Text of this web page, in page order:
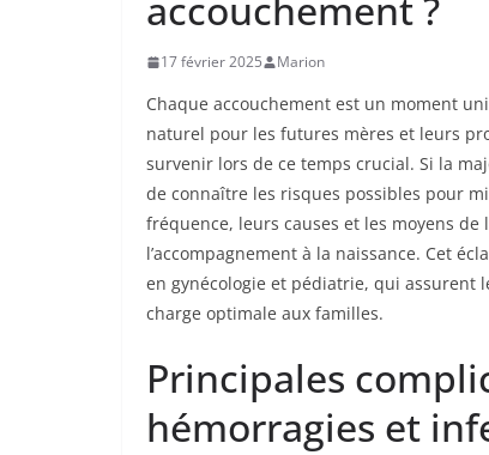
accouchement ?
17 février 2025 Marion
Chaque accouchement est un moment
naturel pour les futures mères et leurs
survenir lors de ce temps crucial. Si la
de connaître les risques possibles pour
fréquence, leurs causes et les moyens
l’accompagnement à la naissance. Cet
en gynécologie et pédiatrie, qui assurent
charge optimale aux familles.
Principales
hémorragies et